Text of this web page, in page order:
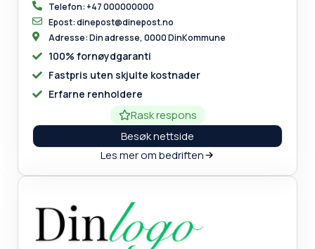
Telefon: +47 000000000
Epost: dinepost@dinepost.no
Adresse: Din adresse, 0000 DinKommune
100% fornøydgaranti
Fastpris uten skjulte kostnader
Erfarne renholdere
Rask respons
Besøk nettside
Les mer om bedriften